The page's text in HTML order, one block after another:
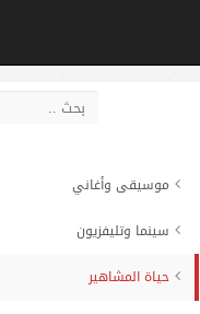
موسيقى وأغاني
سينما وتليفزيون
حياة المشاهير